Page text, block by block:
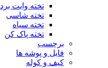
تخته وایت برد
تخته شاسی
تخته سیاه
تخته پاک کن
برچسب
فایل و پوشه ها
کیف و کوله